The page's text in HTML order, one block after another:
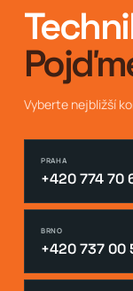
Vyberte nejbližší
PRAHA
+420 774 70
BRNO
+420 737 00